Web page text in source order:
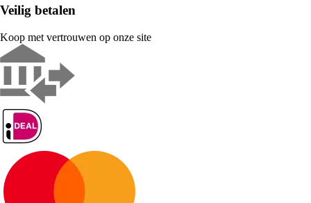
Veilig betalen
Koop met vertrouwen op onze site